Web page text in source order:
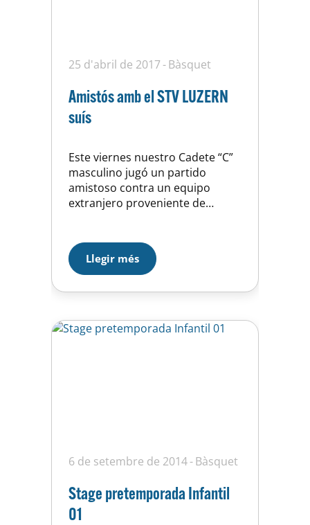
25 d'abril de 2017 Bàsquet
Amistós amb el STV LUZERN
suís
Este viernes nuestro Cadete “C”
masculino jugó un partido
amistoso contra un equipo
extranjero proveniente de
dos equipos queríamos jugar
con un gran ritmo de balón en
una pista con espacios
reducidos que hacía que los
penalizaran. Defensivamente
sufrimos mucho en…
Llegir més
6 de setembre de 2014 Bàsquet
Stage pretemporada Infantil
01